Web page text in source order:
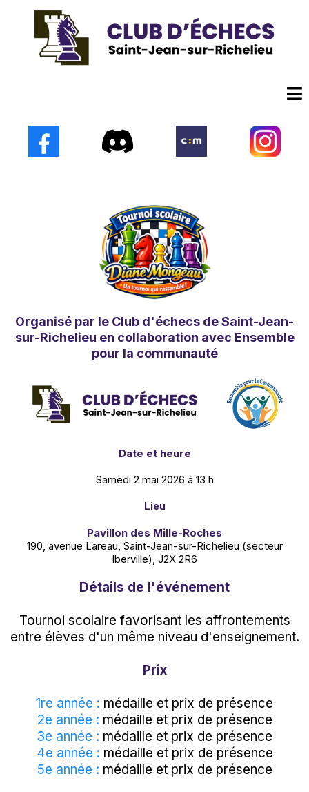
Organisé par le Club d'échecs de Saint-Jean-
sur-Richelieu en collaboration avec Ensemble
pour la communauté
Date et heure
Samedi 2 mai 2026 à 13 h
Lieu
Pavillon des Mille-Roches
190, avenue Lareau, Saint-Jean-sur-Richelieu (secteur
Iberville), J2X 2R6
Détails de l'événement
Tournoi scolaire favorisant les affrontements
entre élèves d'un même niveau d'enseignement.
Prix
1re année : médaille et prix de présence
2e année : médaille et prix de présence
3e année : médaille et prix de présence
4e année : médaille et prix de présence
5e année : médaille et prix de présence